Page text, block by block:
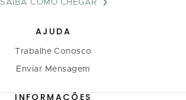
SAIBA COMO CHEGAR
AJUDA
Trabalhe Conosco
Enviar Mensagem
INFORMAÇÕES